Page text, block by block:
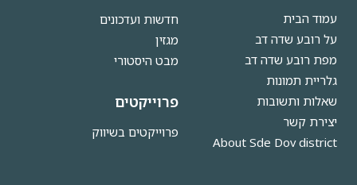
עמוד הבית
על רובע שדה דב
מפת רובע שדה דב
גלריית תמונות
שאלות ותשובות
יצירת קשר
About Sde Dov district
חדשות ועדכונים
מגזין
מבט היסטורי
פרוייקטים
פרוייקטים בשיווק